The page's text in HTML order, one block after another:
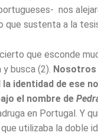
nos
que sustenta a la
que esconde
busca (2). Nosotros
identidad de ese
el nombre de
en Portugal. Y
utilizaba la doble